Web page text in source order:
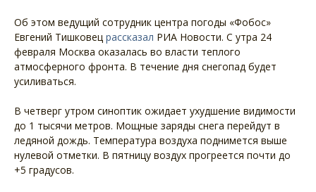
Об этом ведущий сотрудник центра погоды «Фобос»
Евгений Тишковец рассказал РИА Новости. С утра 24
февраля Москва оказалась во власти теплого
атмосферного фронта. В течение дня снегопад будет
усиливаться.
В четверг утром синоптик ожидает ухудшение видимости
до 1 тысячи метров. Мощные заряды снега перейдут в
ледяной дождь. Температура воздуха поднимется выше
нулевой отметки. В пятницу воздух прогреется почти до
+5 градусов.